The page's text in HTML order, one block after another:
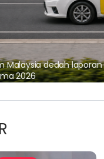
dedah laporan